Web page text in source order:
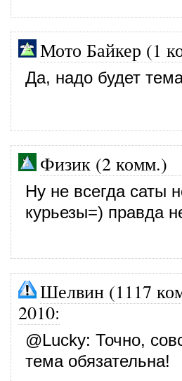
Мото Байкер (1
Да, надо будет
Физик (2 комм.)
Ну не всегда саты
курьезы=) правда
Шелвин (1117
2010:
@Lucky: Точно,
тема обязательна!